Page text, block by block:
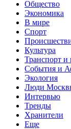
Общество
Экономика
В мире
Спорт
Культура
Транспорт и
События и
Экология
Люди
Интервью
Тренды
Хранители
Еще